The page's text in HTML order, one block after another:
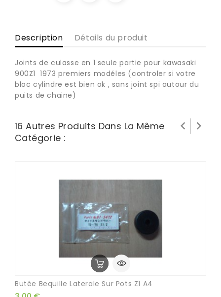
Description Détails du produit
Joints de culasse en 1 seule partie pour kawasaki
900Z1 1973 premiers modéles (controler si votre
bloc cylindre est bien ok , sans joint spi autour du
puits de chaine)
16 Autres Produits Dans La Même
Catégorie :
Butée Bequille Laterale Sur Pots Z1 A4
 